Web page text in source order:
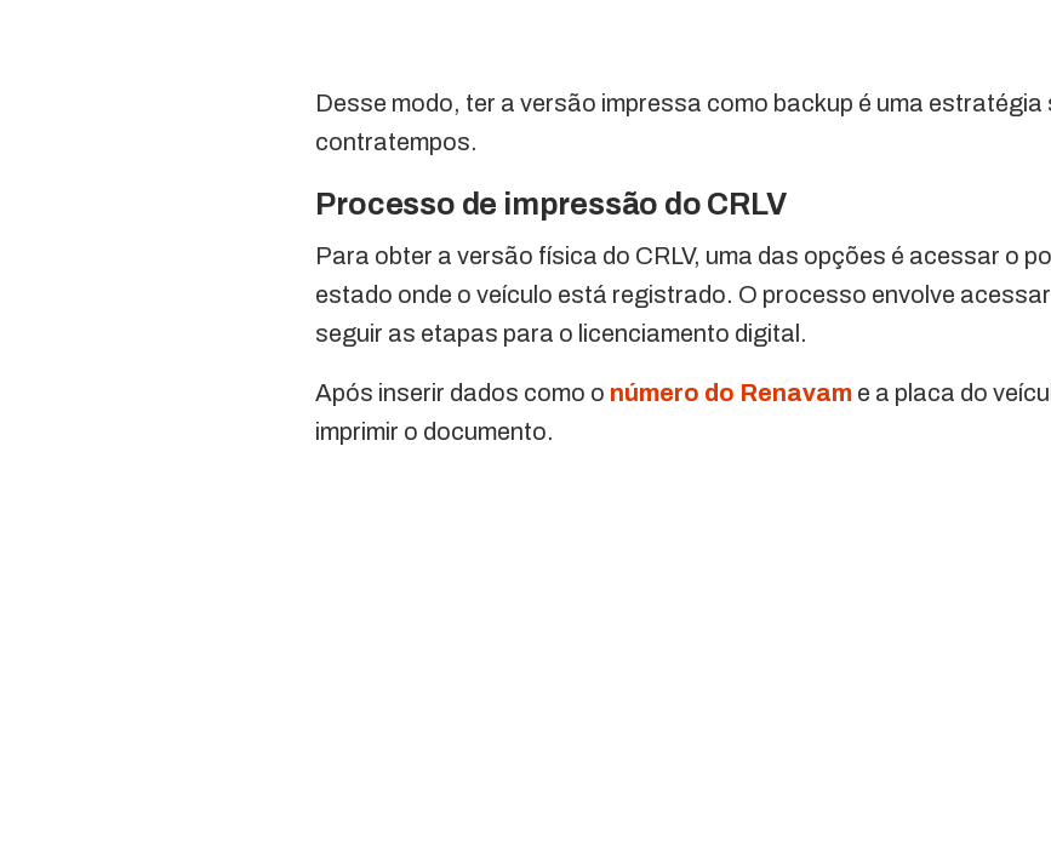
Desse modo, ter a versão impressa como backup é uma
contratempos.
Processo de impressão do CRLV
Para obter a versão física do CRLV, uma das opções é acessar o
estado onde o veículo está registrado. O processo envolve acessar
seguir as etapas para o licenciamento digital.
Após inserir dados como o número do Renavam e a placa do
imprimir o documento.